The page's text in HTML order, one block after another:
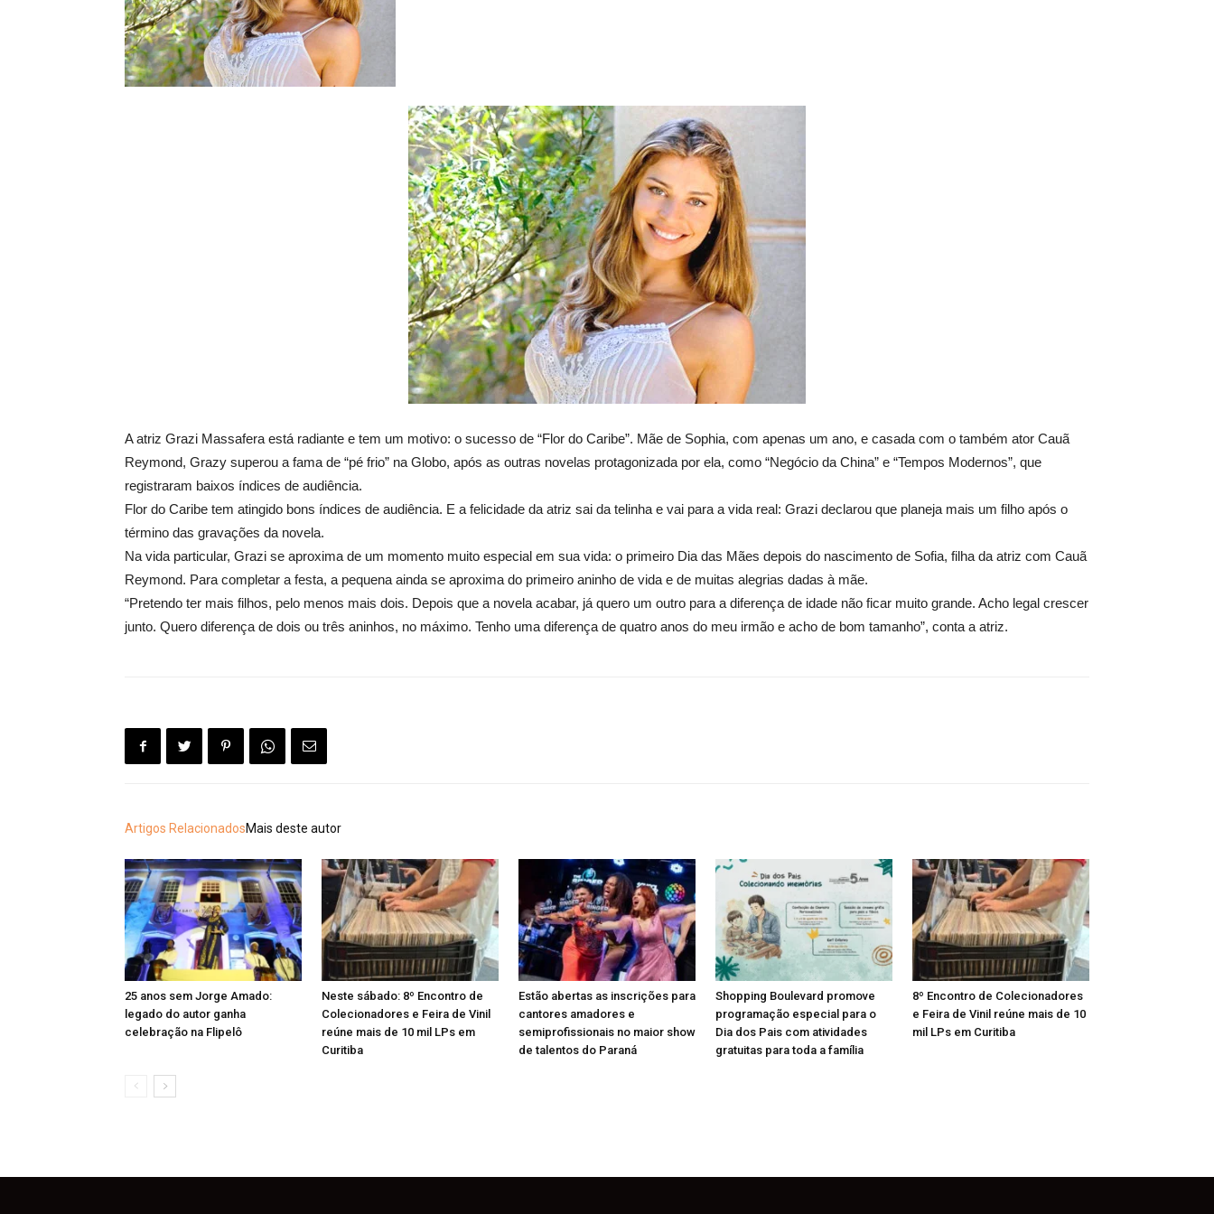
A atriz Grazi Massafera está radiante e tem um motivo: o sucesso de “Flor do Caribe”. Mãe de Sophia, com apenas um ano, e casada com o também ator Cauã
Reymond, Grazy superou a fama de “pé frio” na Globo, após as outras novelas protagonizada por ela, como “Negócio da China” e “Tempos Modernos”, que
registraram baixos índices de audiência.
Flor do Caribe tem atingido bons índices de audiência. E a felicidade da atriz sai da telinha e vai para a vida real: Grazi declarou que planeja mais um filho após o
término das gravações da novela.
Na vida particular, Grazi se aproxima de um momento muito especial em sua vida: o primeiro Dia das Mães depois do nascimento de Sofia, filha da atriz com Cauã
Reymond. Para completar a festa, a pequena ainda se aproxima do primeiro aninho de vida e de muitas alegrias dadas à mãe.
“Pretendo ter mais filhos, pelo menos mais dois. Depois que a novela acabar, já quero um outro para a diferença de idade não ficar muito grande. Acho legal crescer
junto. Quero diferença de dois ou três aninhos, no máximo. Tenho uma diferença de quatro anos do meu irmão e acho de bom tamanho”, conta a atriz.
Artigos RelacionadosMais deste autor
25 anos sem Jorge Amado:
legado do autor ganha
celebração na Flipelô
Neste sábado: 8º Encontro de
Colecionadores e Feira de Vinil
reúne mais de 10 mil LPs em
Curitiba
Estão abertas as inscrições para
cantores amadores e
semiprofissionais no maior show
de talentos do Paraná
Shopping Boulevard promove
programação especial para o
Dia dos Pais com atividades
gratuitas para toda a família
8º Encontro de Colecionadores
e Feira de Vinil reúne mais de 10
mil LPs em Curitiba